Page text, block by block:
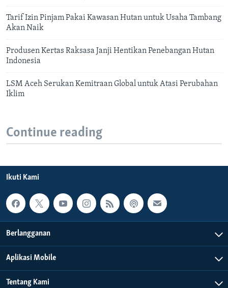
Tarif Izin Pinjam Pakai Kawasan Hutan untuk Usaha Tambang
Akan Naik
Produsen Kertas Raksasa Janji Hentikan Penebangan Hutan
Indonesia
LSM Aceh Serukan Kemitraan Global untuk Atasi Perubahan
Iklim
Continue reading
Ikuti Kami
Berlangganan
Aplikasi Mobile
Tentang Kami